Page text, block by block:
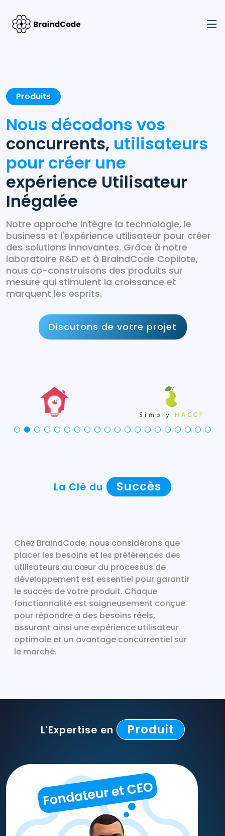
Produits
Nous décodons vos
concurrents, utilisateurs
pour créer une
expérience Utilisateur
Inégalée
Notre approche intègre la technologie, le
business et l'expérience utilisateur pour créer
des solutions innovantes. Grâce à notre
laboratoire R&D et à BraindCode Copilote,
nous co-construisons des produits sur
mesure qui stimulent la croissance et
marquent les esprits.
Discutons de votre projet
La Clé du Succès
Chez BraindCode, nous considérons que
placer les besoins et les préférences des
utilisateurs au cœur du processus de
développement est essentiel pour garantir
le succès de votre produit. Chaque
fonctionnalité est soigneusement conçue
pour répondre à des besoins réels,
assurant ainsi une expérience utilisateur
optimale et un avantage concurrentiel sur
le marché.
L'Expertise en Produit